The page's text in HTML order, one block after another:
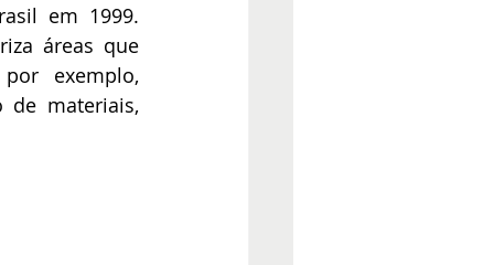
em 1999.
áreas que
exemplo,
de materiais,